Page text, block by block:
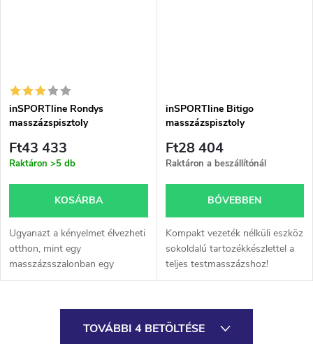
inSPORTline Rondys
masszázspisztoly
Ft43 433
Raktáron >5 db
KOSÁRBA
Ugyanazt a kényelmet élvezheti
otthon, mint egy
masszázsszalonban egy
kompakt vezeték nélküli
inSPORTline Bitigo
masszázspisztoly
Ft28 404
Raktáron a beszállítónál
BŐVEBBEN
Kompakt vezeték nélküli eszköz
sokoldalú tartozékkészlettel a
teljes testmasszázshoz!
Ráadásul 20 rezgési sebesség
TOVÁBBI 4 BETÖLTÉSE